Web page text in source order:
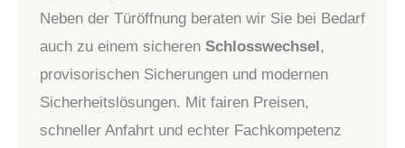
Neben der Türöffnung beraten wir Sie bei Bedarf
auch zu einem sicheren Schlosswechsel,
provisorischen Sicherungen und modernen
Sicherheitslösungen. Mit fairen Preisen,
schneller Anfahrt und echter Fachkompetenz